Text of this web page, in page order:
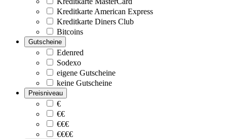
Kreditkarte American Express
Kreditkarte Diners Club
Bitcoins
Gutscheine
Edenred
Sodexo
eigene Gutscheine
keine Gutscheine
Preisniveau
€
€€
€€€
€€€€